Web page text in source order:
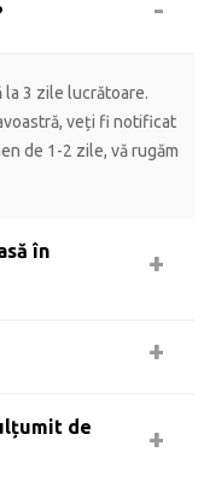
la 3 zile lucrătoare.
veți fi notificat
de 1-2 zile, vă rugăm
în
de